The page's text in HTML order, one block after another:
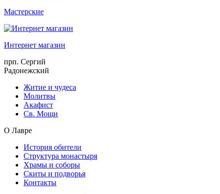
Мастерские
Интернет магазин
прп. Сергий
Радонежский
Житие и чудеса
Молитвы
Акафист
Св. Мощи
О Лавре
История обители
Структура монастыря
Храмы и соборы
Скиты и подворья
Контакты